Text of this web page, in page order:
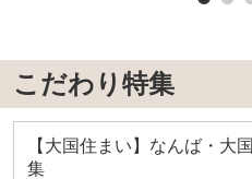
こだわり特集
【大国住まい】なんば・大
集